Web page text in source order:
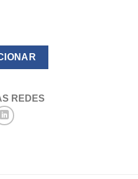
de Análise Matemática em Rn
REDES